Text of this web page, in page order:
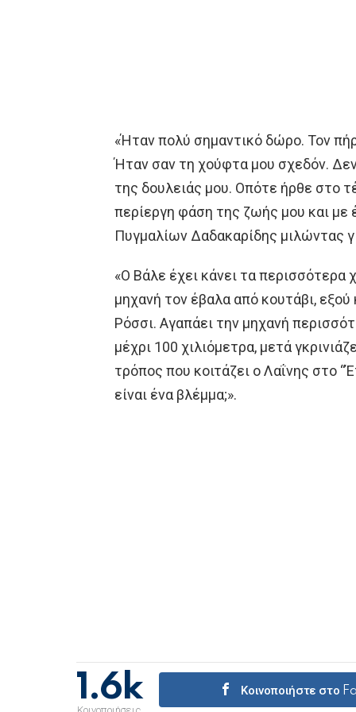
«Ήταν πολύ σημαντικό δώρο. Τον
Ήταν σαν τη χούφτα μου σχεδόν.
της δουλειάς μου. Οπότε ήρθε στο
περίεργη φάση της ζωής μου και με
Πυγμαλίων Δαδακαρίδης μιλώντας
«Ο Βάλε έχει κάνει τα περισσότερα
μηχανή τον έβαλα από κουτάβι,
Ρόσσι. Αγαπάει την μηχανή
μέχρι 100 χιλιόμετρα, μετά
τρόπος που κοιτάζει ο Λαΐνης στο
είναι ένα βλέμμα;».
1.6k Κοινοποιήστε στο